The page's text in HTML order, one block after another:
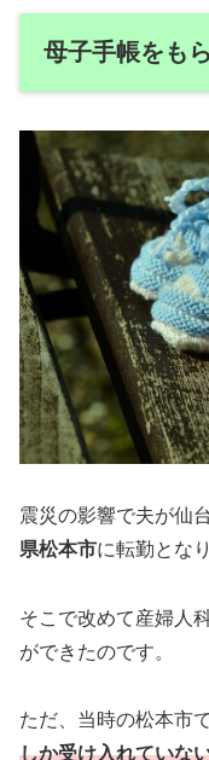
母子手帳をも
震災の影響で夫が仙
県松本市に転勤とな
そこで改めて産婦人
ができたのです。
ただ、当時の松本市
しか受け入れていな